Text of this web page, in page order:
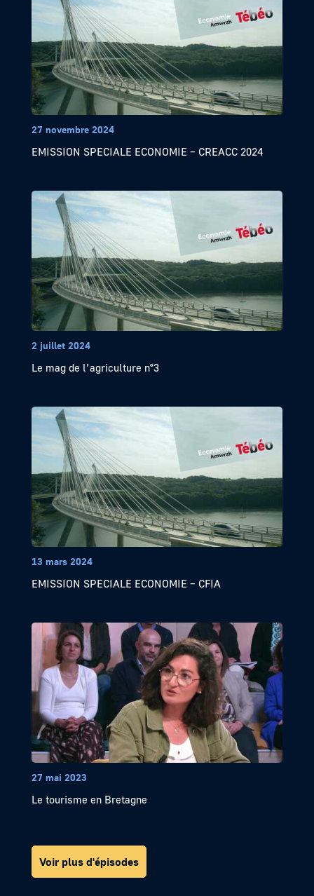
27 novembre 2024
EMISSION SPECIALE ECONOMIE – CREACC 2024
2 juillet 2024
Le mag de l’agriculture n°3
13 mars 2024
EMISSION SPECIALE ECONOMIE – CFIA
27 mai 2023
Le tourisme en Bretagne
Voir plus d'épisodes